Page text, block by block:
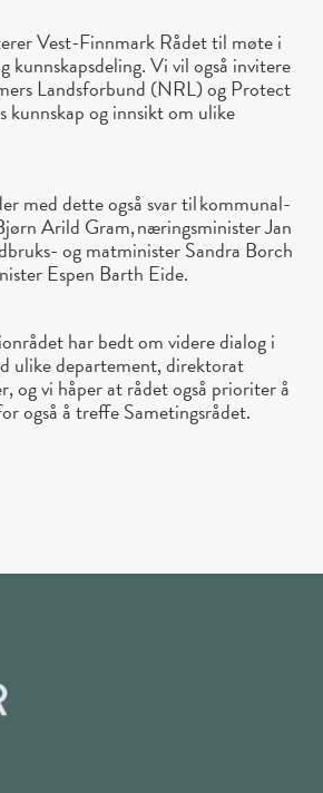
Vest-Finnmark Rådet til møte i
kunnskapsdeling. Vi vil også invitere
Landsforbund (NRL) og Protect
kunnskap og innsikt om ulike
med dette også svar til kommunal-
Arild Gram, næringsminister Jan
og matminister Sandra Borch
Espen Barth Eide.
har bedt om videre dialog i
ulike departement, direktorat
og vi håper at rådet også prioriter å
også å treffe Sametingsrådet.